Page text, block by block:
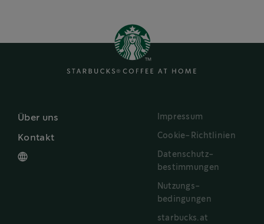
Über uns
Kontakt
Impressum
Cookie-Richtlinien
Datenschutz-
bestimmungen
Nutzungs-
bedingungen
starbucks.at